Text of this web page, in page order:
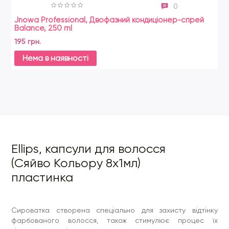
0
Jnowa Professional, Двофазний кондиціонер-спрей
Balance, 250 ml
195 грн.
Нема в наявності
Ellips, капсули для волосся
(Сяйво Кольору 8x1мл)
пластинка
Сироватка створена спеціально для захисту відтінку
фарбованого волосся, також стимулює процес їх